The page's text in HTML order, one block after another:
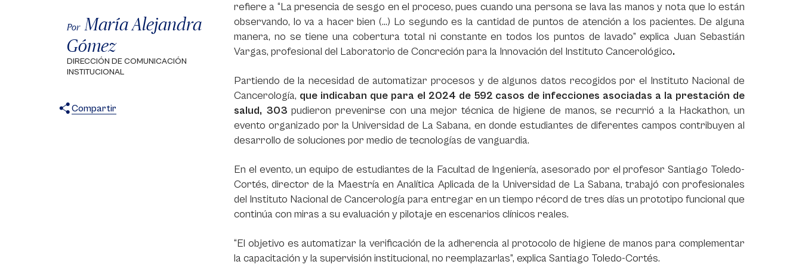
Por María Alejandra
Gómez
DIRECCIÓN DE COMUNICACIÓN
INSTITUCIONAL
Compartir
refiere a “La presencia de sesgo en el proceso, pues cuando una persona se lava las manos y nota que lo están
observando, lo va a hacer bien (...) Lo segundo es la cantidad de puntos de atención a los pacientes. De alguna
manera, no se tiene una cobertura total ni constante en todos los puntos de lavado” explica Juan Sebastián
Vargas, profesional del Laboratorio de Concreción para la Innovación del Instituto Cancerológico.
Partiendo de la necesidad de automatizar procesos y de algunos datos recogidos por el Instituto Nacional de
Cancerología, que indicaban que para el 2024 de 592 casos de infecciones asociadas a la prestación de
salud, 303 pudieron prevenirse con una mejor técnica de higiene de manos, se recurrió a la Hackathon, un
evento organizado por la Universidad de La Sabana, en donde estudiantes de diferentes campos contribuyen al
desarrollo de soluciones por medio de tecnologías de vanguardia.
En el evento, un equipo de estudiantes de la Facultad de Ingeniería, asesorado por el profesor Santiago Toledo-
Cortés, director de la Maestría en Analítica Aplicada de la Universidad de La Sabana, trabajó con profesionales
del Instituto Nacional de Cancerología para entregar en un tiempo récord de tres días un prototipo funcional que
continúa con miras a su evaluación ypilotaje en escenarios clínicos reales.
“El objetivo es automatizar la verificación de la adherencia al protocolo de higiene de manos para complementar
la capacitación y la supervisión institucional, no reemplazarlas”, explica Santiago Toledo-Cortés.